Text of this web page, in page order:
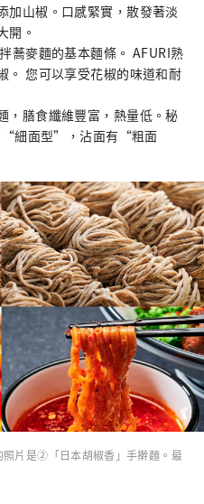
加山椒。口感緊實，散發著淡
開。
蕎麥麵的基本麵條。 AFURI熟
。 您可以享受花椒的味道和耐
，膳食纖維豐富，熱量低。秘
“細面型”，沾面有“粗面
片是②「日本胡椒香」手擀麵。最